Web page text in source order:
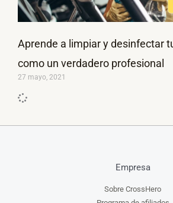
Aprende a limpiar y desinfectar
como un verdadero profesional
27 mayo, 2021
Empresa
Sobre CrossHero